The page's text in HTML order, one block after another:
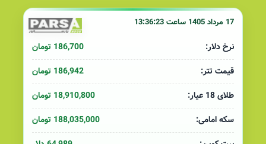
17 مرداد 1405 ساعت 13:36:23
نرخ دلار:
186,700 تومان
قیمت تتر:
186,942 تومان
طلای 18 عیار:
18,910,800 تومان
سکه امامی:
188,035,000 تومان